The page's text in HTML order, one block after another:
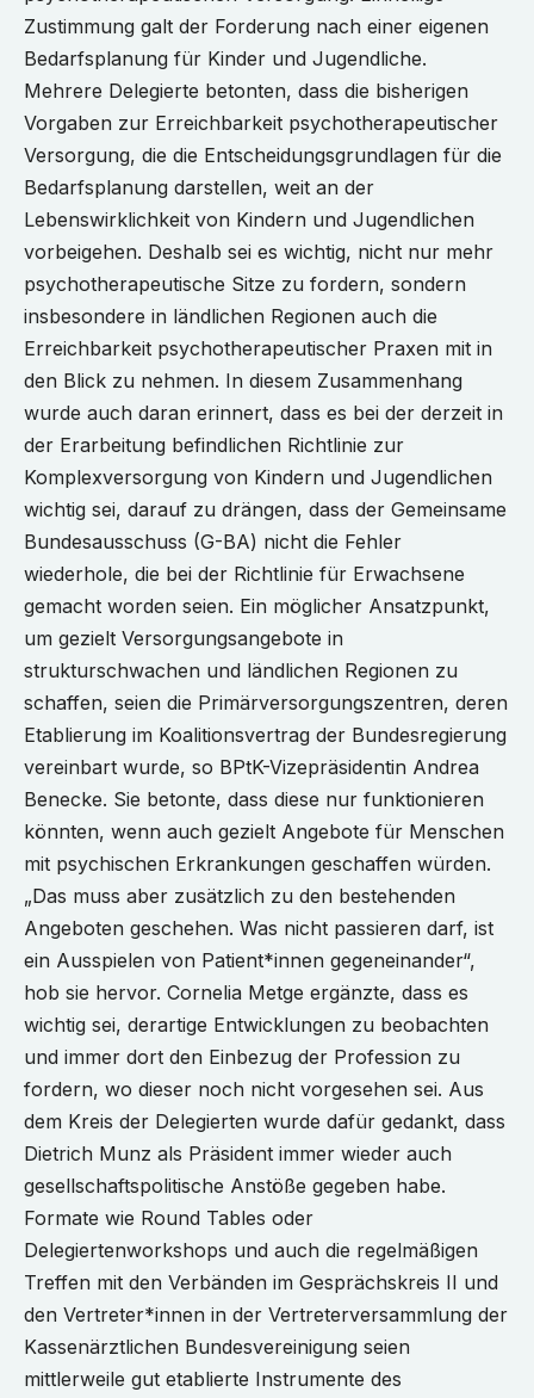
Zustimmung galt der Forderung nach einer eigenen
Bedarfsplanung für Kinder und Jugendliche.
Mehrere Delegierte betonten, dass die bisherigen
Vorgaben zur Erreichbarkeit psychotherapeutischer
Versorgung, die die Entscheidungsgrundlagen für die
Bedarfsplanung darstellen, weit an der
Lebenswirklichkeit von Kindern und Jugendlichen
vorbeigehen. Deshalb sei es wichtig, nicht nur mehr
psychotherapeutische Sitze zu fordern, sondern
insbesondere in ländlichen Regionen auch die
Erreichbarkeit psychotherapeutischer Praxen mit in
den Blick zu nehmen. In diesem Zusammenhang
wurde auch daran erinnert, dass es bei der derzeit in
der Erarbeitung befindlichen Richtlinie zur
Komplexversorgung von Kindern und Jugendlichen
wichtig sei, darauf zu drängen, dass der Gemeinsame
Bundesausschuss (G-BA) nicht die Fehler
wiederhole, die bei der Richtlinie für Erwachsene
gemacht worden seien. Ein möglicher Ansatzpunkt,
um gezielt Versorgungsangebote in
strukturschwachen und ländlichen Regionen zu
schaffen, seien die Primärversorgungszentren, deren
Etablierung im Koalitionsvertrag der Bundesregierung
vereinbart wurde, so BPtK-Vizepräsidentin Andrea
Benecke. Sie betonte, dass diese nur funktionieren
könnten, wenn auch gezielt Angebote für Menschen
mit psychischen Erkrankungen geschaffen würden.
„Das muss aber zusätzlich zu den bestehenden
Angeboten geschehen. Was nicht passieren darf, ist
ein Ausspielen von Patient*innen gegeneinander“,
hob sie hervor. Cornelia Metge ergänzte, dass es
wichtig sei, derartige Entwicklungen zu beobachten
und immer dort den Einbezug der Profession zu
fordern, wo dieser noch nicht vorgesehen sei. Aus
dem Kreis der Delegierten wurde dafür gedankt, dass
Dietrich Munz als Präsident immer wieder auch
gesellschaftspolitische Anstöße gegeben habe.
Formate wie Round Tables oder
Delegiertenworkshops und auch die regelmäßigen
Treffen mit den Verbänden im Gesprächskreis II und
den Vertreter*innen in der Vertreterversammlung der
Kassenärztlichen Bundesvereinigung seien
mittlerweile gut etablierte Instrumente des